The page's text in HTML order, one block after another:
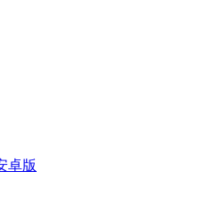
卓版